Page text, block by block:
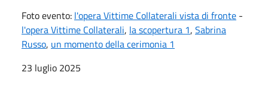
Foto evento: l'opera Vittime Collaterali vista di fronte -
l'opera Vittime Collaterali, la scopertura 1, Sabrina
Russo, un momento della cerimonia 1
23 luglio 2025